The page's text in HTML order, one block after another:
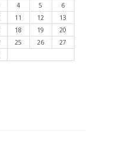
4 5
6
11 12
13
18 19
20
25 26
27